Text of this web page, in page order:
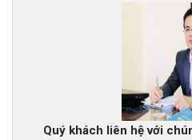
Quý khách liên hệ với